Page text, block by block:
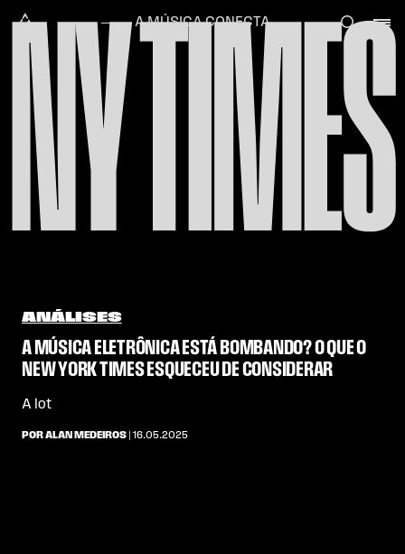
Alataj
A MÚSICA CONECTA
NY TIMES
ANÁLISES
A MÚSICA ELETRÔNICA ESTÁ BOMBANDO? O QUE O
NEW YORK TIMES ESQUECEU DE CONSIDERAR
A lot
POR ALAN MEDEIROS | 16.05.2025